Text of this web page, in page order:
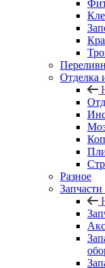
Отделка
Разное
Запчасти